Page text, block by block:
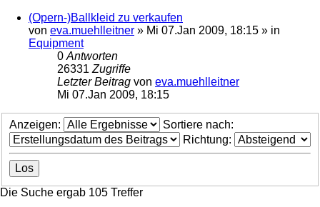
(Opern-)Ballkleid zu verkaufen
von eva.muehlleitner » Mi 07.Jan 2009, 18:15 » in
Equipment
0 Antworten
26331 Zugriffe
Letzter Beitrag von eva.muehlleitner
Mi 07.Jan 2009, 18:15
Anzeigen:
Sortiere nach:
Richtung:
Die Suche ergab 105 Treffer